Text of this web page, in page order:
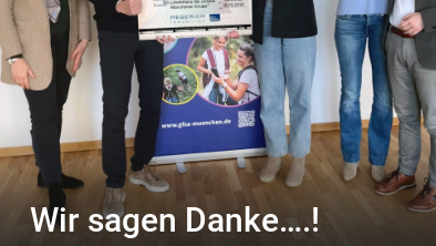
Wir sagen Danke….!